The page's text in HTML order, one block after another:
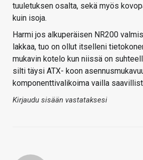
tuuletuksen osalta, sekä myös
kuin isoja.
Harmi jos alkuperäisen NR200
lakkaa, tuo on ollut itselleni
mukavin kotelo kun niissä on
silti täysi ATX- koon
komponenttivalikoima vailla
Kirjaudu sisään vastataksesi